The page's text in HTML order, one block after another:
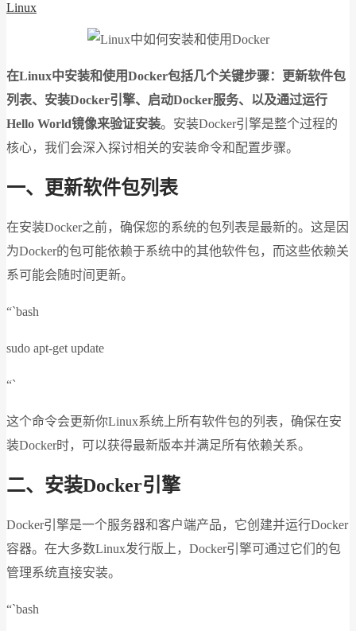
Linux
在Linux中安装和使用Docker包括几个关键步骤：更新软件包
列表、安装Docker引擎、启动Docker服务、以及通过运行
Hello World镜像来验证安装。安装Docker引擎是整个过程的
核心，我们会深入探讨相关的安装命令和配置步骤。
一、更新软件包列表
在安装Docker之前，确保您的系统的包列表是最新的。这是因
为Docker的包可能依赖于系统中的其他软件包，而这些依赖关
系可能会随时间更新。
“`bash
sudo apt-get update
“`
这个命令会更新你Linux系统上所有软件包的列表，确保在安
装Docker时，可以获得最新版本并满足所有依赖关系。
二、安装Docker引擎
Docker引擎是一个服务器和客户端产品，它创建并运行Docker
容器。在大多数Linux发行版上，Docker引擎可通过它们的包
管理系统直接安装。
“`bash